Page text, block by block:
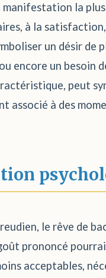
manifestation la
à la
un désir
encore un besoin
peut
associé à des
le rêve de
prononcé
acceptables,